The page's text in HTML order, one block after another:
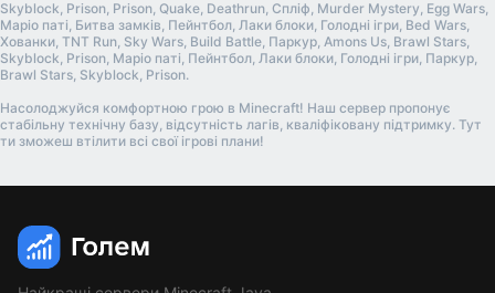
Skyblock, Prison, Prison, Quake, Deathrun, Спліф, Murder Mystery, Egg Wars,
Маріо паті, Битва замків, Пейнтбол, Лаки блоки, Голодні ігри, Bed Wars,
Хованки, TNT Run, Sky Wars, Build Battle, Паркур, Amons Us, Brawl Stars,
Skyblock, Prison, Маріо паті, Пейнтбол, Лаки блоки, Голодні ігри, Паркур,
Brawl Stars, Skyblock, Prison.
Насолоджуйся комфортною грою в Minecraft! Наш сервер пропонує
стабільну технічну базу, відсутність лагів, кваліфіковану підтримку. Тут
ти зможеш втілити всі свої ігрові плани!